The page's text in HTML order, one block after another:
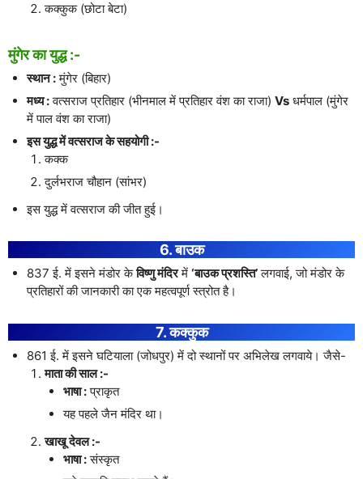
कक्कुक (छोटा बेटा)
मुंगेर का युद्ध :-
स्थान :मुंगेर (बिहार)
मध्य :वत्सराज प्रतिहार (भीनमाल में प्रतिहार वंश का राजा) Vsधर्मपाल (मुंगेर
में पाल वंश का राजा)
इस युद्ध में वत्सराज के सहयोगी :-
कक्क
दुर्लभराज चौहान (सांभर)
इस युद्ध में वत्सराज की जीत हुई।
6. बाउक
837 ई. में इसने मंडोर केविष्णु मंदिरमें ‘बाउक प्रशस्ति’लगवाई, जो मंडोर के
प्रतिहारों की जानकारी का एक महत्वपूर्ण स्त्रोत है।
7. कक्कुक
861 ई. में इसने घटियाला (जोधपुर) में दो स्थानों पर अभिलेख लगवाये। जैसे-
माता की साल :-
भाषा :प्राकृत
यह पहले जैन मंदिर था।
खाखू देवल :-
भाषा :संस्कृत